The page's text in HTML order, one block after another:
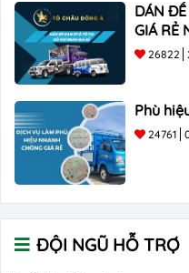
DÁN
GIÁ RẺ
26822
Phù
24761
ĐỘI NGŨ HỖ TRỢ